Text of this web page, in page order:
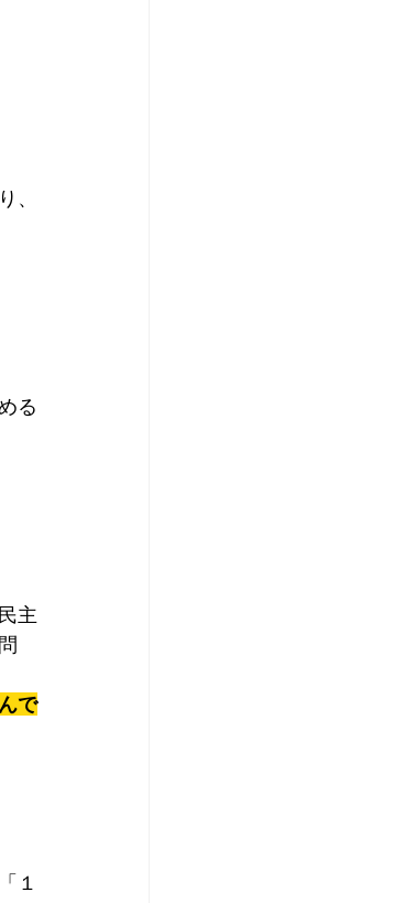
、
る
主
で
１